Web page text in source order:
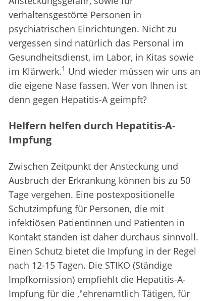
verhaltensgestörte Personen in
psychiatrischen Einrichtungen. Nicht zu
vergessen sind natürlich das Personal im
Gesundheitsdienst, im Labor, in Kitas sowie
im Klärwerk.1 Und wieder müssen wir uns an
die eigene Nase fassen. Wer von Ihnen ist
denn gegen Hepatitis-A geimpft?
Helfern helfen durch Hepatitis-A-
Impfung
Zwischen Zeitpunkt der Ansteckung und
Ausbruch der Erkrankung können bis zu 50
Tage vergehen. Eine postexpositionelle
Schutzimpfung für Personen, die mit
infektiösen Patientinnen und Patienten in
Kontakt standen ist daher durchaus sinnvoll.
Einen Schutz bietet die Impfung in der Regel
nach 12-15 Tagen. Die STIKO (Ständige
Impfkomission) empfiehlt die Hepatitis-A-
Impfung für die ,"ehrenamtlich Tätigen, für